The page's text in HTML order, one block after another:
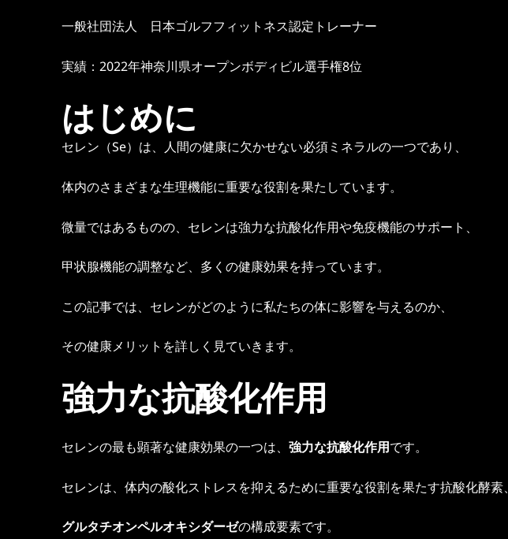
一般社団法人 日本ゴルフフィットネス認定トレーナー
実績：2022年神奈川県オープンボディビル選手権8位
はじめに
セレン（Se）は、人間の健康に欠かせない必須ミネラルの一つであり、
体内のさまざまな生理機能に重要な役割を果たしています。
微量ではあるものの、セレンは強力な抗酸化作用や免疫機能のサポート、
甲状腺機能の調整など、多くの健康効果を持っています。
この記事では、セレンがどのように私たちの体に影響を与えるのか、
その健康メリットを詳しく見ていきます。
強力な抗酸化作用
セレンの最も顕著な健康効果の一つは、 強力な抗酸化作用です。
セレンは、体内の酸化ストレスを抑えるために重要な役割を果たす抗酸化酵素、
グルタチオンペルオキシダーゼの構成要素です。